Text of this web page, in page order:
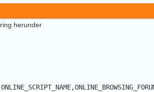
herunder